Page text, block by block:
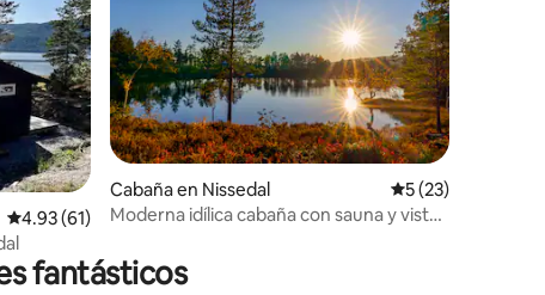
Calificación promedio: 4.93 de 5; 61 evaluaciones
4.93 (61)
Cabaña en Nissedal Calificación
5 (23)
Moderna idílica cabaña con sauna y vistas
fantásticos